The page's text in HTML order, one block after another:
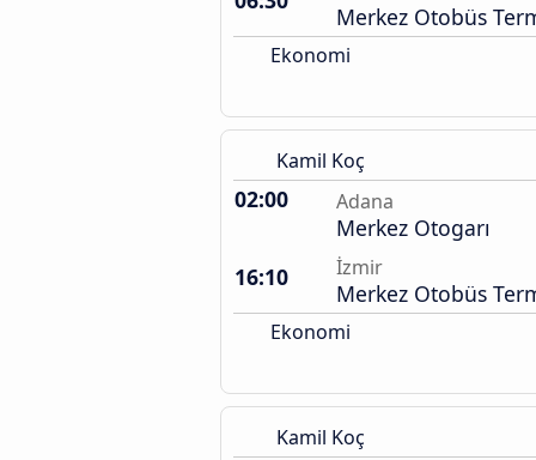
Merkez Otobüs
Ekonomi
Kamil Koç
02:00 Adana
Merkez Otogarı
16:10
İzmir
Merkez Otobüs
Ekonomi
Kamil Koç